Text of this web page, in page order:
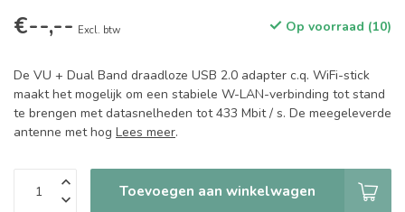
€--,-- Excl. btw Op voorraad (10)
De VU + Dual Band draadloze USB 2.0 adapter c.q. WiFi-stick
maakt het mogelijk om een stabiele W-LAN-verbinding tot stand
te brengen met datasnelheden tot 433 Mbit / s. De meegeleverde
antenne met hog Lees meer.
Toevoegen aan winkelwagen